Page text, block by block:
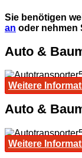
Sie benötigen
an oder nehmen
Auto &
Weitere
Auto &
Weitere